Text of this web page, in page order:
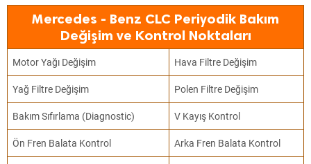
Mercedes - Benz CLC Periyodik Bakım
Değişim ve Kontrol Noktaları
Motor Yağı Değişim Hava Filtre Değişim
Yağ Filtre Değişim Polen Filtre Değişim
Bakım Sıfırlama (Diagnostic) V Kayış Kontrol
Ön Fren Balata Kontrol Arka Fren Balata Kontrol